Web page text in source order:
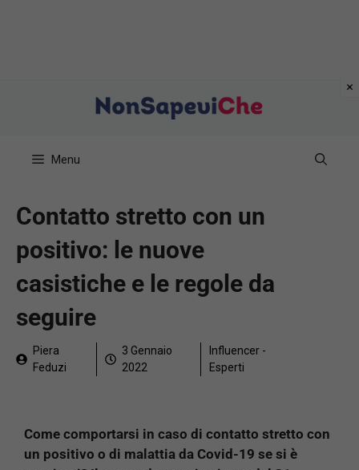
Menu
Contatto stretto con un
positivo: le nuove
casistiche e le regole da
seguire
Piera
Feduzi
3 Gennaio
2022
Influencer -
Esperti
Come comportarsi in caso di contatto stretto con
un positivo o di malattia da Covid-19 se si è